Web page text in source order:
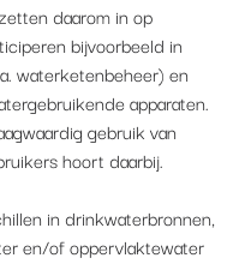
daarom in op
bijvoorbeeld in
waterketenbeheer) en
apparaten.
gebruik van
hoort daarbij.
in drinkwaterbronnen,
en/of oppervlaktewater